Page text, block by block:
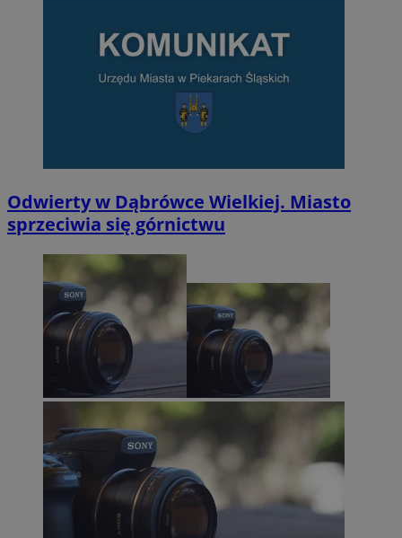
Odwierty w Dąbrówce Wielkiej. Miasto
sprzeciwia się górnictwu